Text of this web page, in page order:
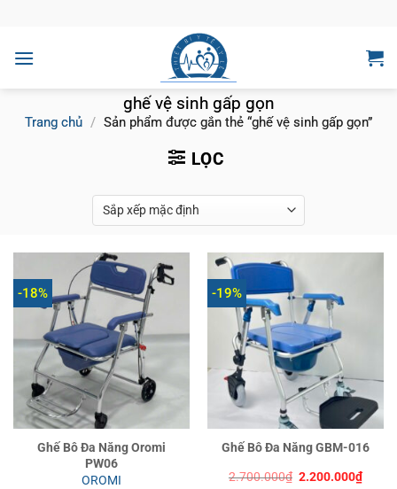
nội
ghế vệ sinh gấp gọn
Trang chủ / Sản phẩm được gắn thẻ “ghế vệ sinh gấp gọn”
LỌC
-18%
Ghế Bô Đa Năng Oromi
PW06
OROMI
-19%
Ghế Bô Đa Năng GBM-016
2.700.000₫ Giá
2.200.000₫Giá